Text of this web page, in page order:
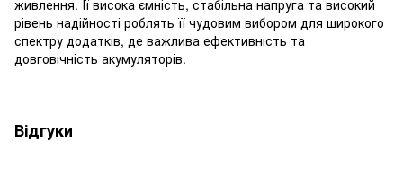
живлення. Її висока ємність, стабільна напруга та високий
рівень надійності роблять її чудовим вибором для широкого
спектру додатків, де важлива ефективність та
довговічність акумуляторів.
Відгуки